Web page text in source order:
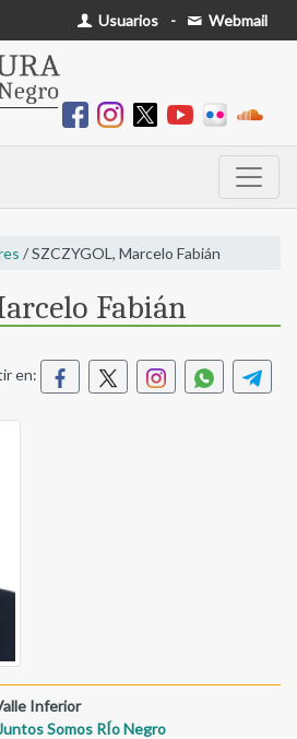
Usuarios - Webmail
/ SZCZYGOL, Marcelo Fabián
Fabián
en:
Inferior
Somos RÍo Negro